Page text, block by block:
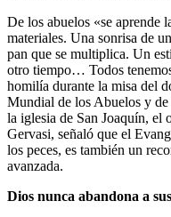
De los abuelos «se aprende
materiales. Una sonrisa de
pan que se multiplica. Un
otro tiempo… Todos
homilía durante la misa del
Mundial de los Abuelos y
la iglesia de San Joaquín,
Gervasi, señaló que el
los peces, es también un
avanzada.
Dios nunca abandona a